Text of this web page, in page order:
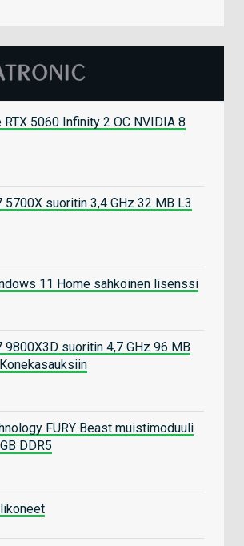
RTX 5060 Infinity 2 OC NVIDIA 8
5700X suoritin 3,4 GHz 32 MB L3
11 Home sähköinen lisenssi
9800X3D suoritin 4,7 GHz 96 MB
FURY Beast muistimoduuli
DDR5